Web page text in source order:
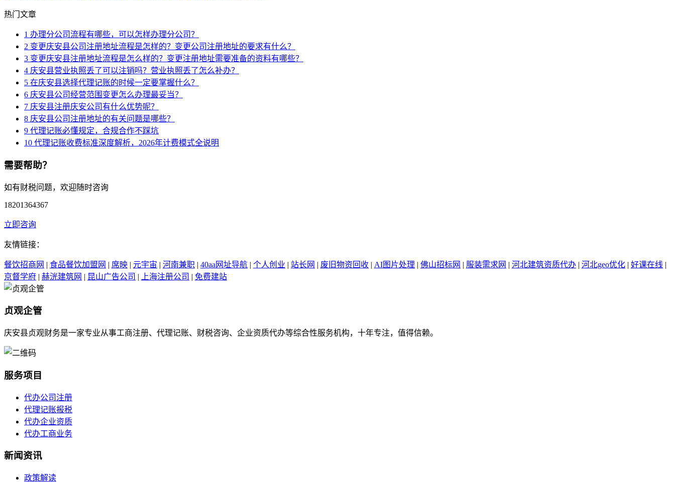
热门文章
1 办理分公司流程有哪些，可以怎样办理分公司？
2 变更庆安县公司注册地址流程是怎样的？变更公司注册地址的要求有什么？
3 变更庆安县注册地址流程是怎么样的？变更注册地址需要准备的资料有哪些？
4 庆安县营业执照丢了可以注销吗？营业执照丢了怎么补办？
5 在庆安县选择代理记账的时候一定要掌握什么？
6 庆安县公司经营范围变更怎么办理最妥当？
7 庆安县注册庆安公司有什么优势呢？
8 庆安县公司注册地址的有关问题是哪些？
9 代理记账必懂规定，合规合作不踩坑
10 代理记账收费标准深度解析，2026年计费模式全说明
需要帮助？
如有财税问题，欢迎随时咨询
18201364367
立即咨询
友情链接：
餐饮招商网 | 食品餐饮加盟网 | 席映 | 元宇宙 | 河南兼职 | 40aa网址导航 | 个人创业 | 站长网 | 废旧物资回收 | AI图片处理 | 佛山招标网 | 服装需求网 | 河北建筑资质代办 | 河北geo优化 | 好课在线 |
京督学府 | 赫洸建筑网 | 昆山广告公司 | 上海注册公司 | 免费建站
贞观企管
庆安县贞观财务是一家专业从事工商注册、代理记账、财税咨询、企业资质代办等综合性服务机构，十年专注，值得信赖。
服务项目
代办公司注册
代理记账报税
代办企业资质
代办工商业务
新闻资讯
政策解读